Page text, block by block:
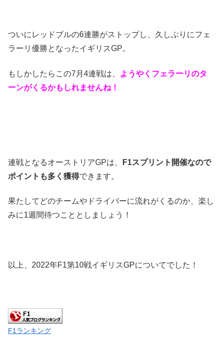
ついにレッドブルの6連勝がストップし、久しぶりにフェ
ラーリ優勝となったイギリスGP。
もしかしたらこの7月4連戦は、
ようやくフェラーリのタ
ーンがくるかもしれませんね！
連戦となるオーストリアGPは、
F1スプリント開催なので
ポイントも多く獲得できます。
果たしてどのチームやドライバーに流れがくるのか、楽し
みに1週間待つこととしましょう！
以上、2022年F1第10戦イギリスGPについてでした！
F1ランキング